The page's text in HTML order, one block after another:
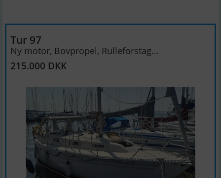
Tur 97
Ny motor, Bovpropel, Rulleforstag...
215.000 DKK